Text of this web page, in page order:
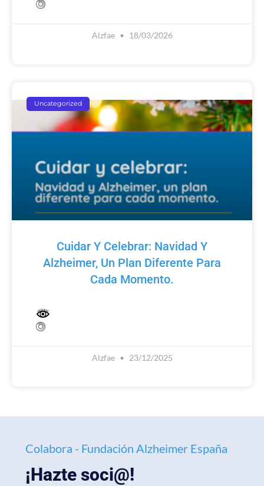
Alzfae 18/03/2026
Uncategorized
Cuidar Y Celebrar: Navidad Y
Alzheimer, Un Plan Diferente Para
Cada Momento.
Alzfae 23/12/2025
Colabora - Fundación Alzheimer España
¡Hazte soci@!